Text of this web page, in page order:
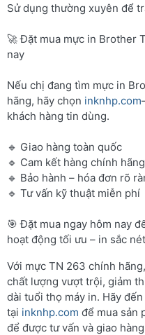
Sử dụng thường xuyên để
🚀 Đặt mua mực in Brother
nay
Nếu chị đang tìm mực in
hãng, hãy chọn inknhp.com
khách hàng tin dùng.
🔹 Giao hàng toàn quốc
🔹 Cam kết hàng chính
🔹 Bảo hành – hóa đơn rõ
🔹 Tư vấn kỹ thuật miễn phí
🎯 Đặt mua ngay hôm nay
hoạt động tối ưu – in sắc
Với mực TN 263 chính
chất lượng vượt trội, giảm
dài tuổi thọ máy in. Hãy
tại inknhp.com để mua sản
để được tư vấn và giao